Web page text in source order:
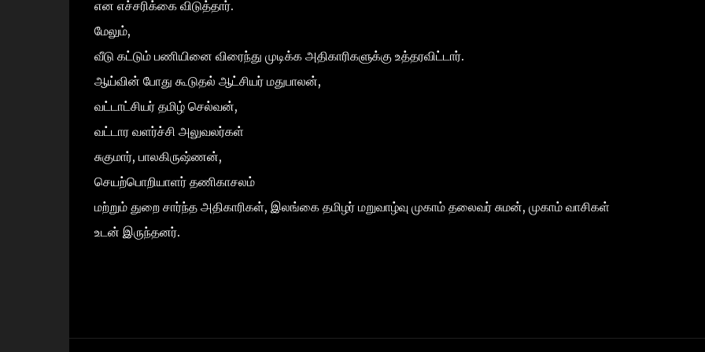
என எச்சரிக்கை விடுத்தார்.
மேலும்,
வீடு கட்டும் பணியினை விரைந்து முடிக்க அதிகாரிகளுக்கு உத்தரவிட்டார்.
ஆய்வின் போது கூடுதல் ஆட்சியர் மதுபாலன்,
வட்டாட்சியர் தமிழ் செல்வன்,
வட்டார வளர்ச்சி அலுவலர்கள்
சுகுமார், பாலகிருஷ்ணன்,
செயற்பொறியாளர் தணிகாசலம்
மற்றும் துறை சார்ந்த அதிகாரிகள், இலங்கை தமிழர் மறுவாழ்வு முகாம் தலைவர் சுமன், முகாம் வாசிகள்
உடன் இருந்தனர்.